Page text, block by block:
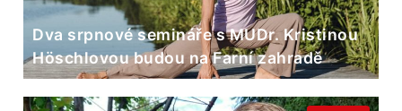
Dva srpnové semináře s MUDr. Kristinou
Höschlovou budou na Farní zahradě